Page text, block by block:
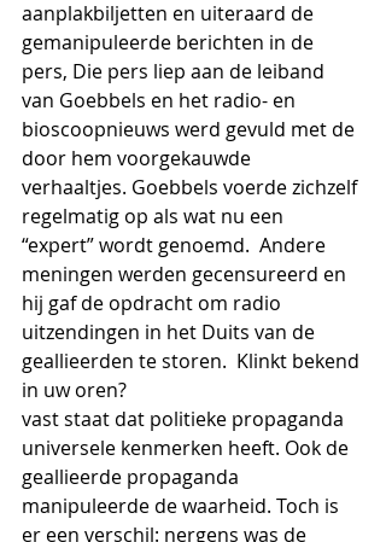
aanplakbiljetten en uiteraard de
gemanipuleerde berichten in de
pers, Die pers liep aan de leiband
van Goebbels en het radio- en
bioscoopnieuws werd gevuld met de
door hem voorgekauwde
verhaaltjes. Goebbels voerde zichzelf
regelmatig op als wat nu een
“expert” wordt genoemd.  Andere
meningen werden gecensureerd en
hij gaf de opdracht om radio
uitzendingen in het Duits van de
geallieerden te storen.  Klinkt bekend
in uw oren?
vast staat dat politieke propaganda
universele kenmerken heeft. Ook de
geallieerde propaganda
manipuleerde de waarheid. Toch is
er een verschil: nergens was de